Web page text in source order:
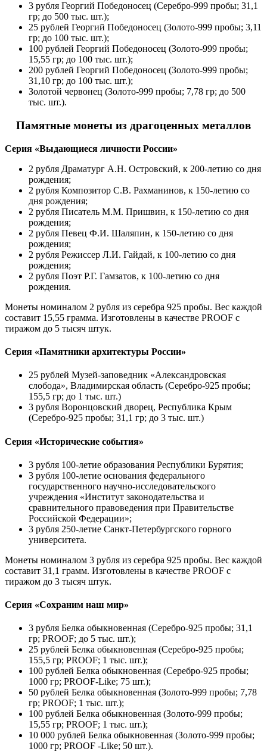
3 рубля Георгий Победоносец (Серебро-999 пробы; 31,1
гр; до 500 тыс. шт.);
25 рублей Георгий Победоносец (Золото-999 пробы; 3,11
гр; до 100 тыс. шт.);
100 рублей Георгий Победоносец (Золото-999 пробы;
15,55 гр; до 100 тыс. шт.);
200 рублей Георгий Победоносец (Золото-999 пробы;
31,10 гр; до 100 тыс. шт.);
Золотой червонец (Золото-999 пробы; 7,78 гр; до 500
тыс. шт.).
Памятные монеты из драгоценных металлов
Серия «Выдающиеся личности России»
2 рубля Драматург А.Н. Островский, к 200-летию со дня
рождения;
2 рубля Композитор С.В. Рахманинов, к 150-летию со
дня рождения;
2 рубля Писатель М.М. Пришвин, к 150-летию со дня
рождения;
2 рубля Певец Ф.И. Шаляпин, к 150-летию со дня
рождения;
2 рубля Режиссер Л.И. Гайдай, к 100-летию со дня
рождения;
2 рубля Поэт Р.Г. Гамзатов, к 100-летию со дня
рождения.
Монеты номиналом 2 рубля из серебра 925 пробы. Вес каждой
составит 15,55 грамма. Изготовлены в качестве PROOF с
тиражом до 5 тысяч штук.
Серия «Памятники архитектуры России»
25 рублей Музей-заповедник «Александровская
слобода», Владимирская область (Серебро-925 пробы;
155,5 гр; до 1 тыс. шт.)
3 рубля Воронцовский дворец, Республика Крым
(Серебро-925 пробы; 31,1 гр; до 3 тыс. шт.)
Серия «Исторические события»
3 рубля 100-летие образования Республики Бурятия;
3 рубля 100-летие основания федерального
государственного научно-исследовательского
учреждения «Институт законодательства и
сравнительного правоведения при Правительстве
Российской Федерации»;
3 рубля 250-летие Санкт-Петербургского горного
университета.
Монеты номиналом 3 рубля из серебра 925 пробы. Вес каждой
составит 31,1 грамм. Изготовлены в качестве PROOF с
тиражом до 3 тысяч штук.
Серия «Сохраним наш мир»
3 рубля Белка обыкновенная (Серебро-925 пробы; 31,1
гр; PROOF; до 5 тыс. шт.);
25 рублей Белка обыкновенная (Серебро-925 пробы;
155,5 гр; PROOF; 1 тыс. шт.);
100 рублей Белка обыкновенная (Серебро-925 пробы;
1000 гр; PROOF-Like; 75 шт.);
50 рублей Белка обыкновенная (Золото-999 пробы; 7,78
гр; PROOF; 1 тыс. шт.);
100 рублей Белка обыкновенная (Золото-999 пробы;
15,55 гр; PROOF; 1 тыс. шт.);
10 000 рублей Белка обыкновенная (Золото-999 пробы;
1000 гр; PROOF -Like; 50 шт.).